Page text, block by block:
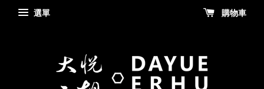
選單 購物車